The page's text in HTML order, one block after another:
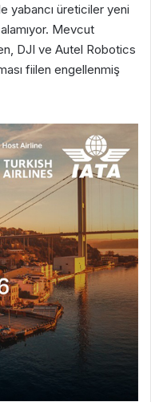
yabancı üreticiler yeni
Mevcut
DJI ve Autel Robotics
fiilen engellenmiş